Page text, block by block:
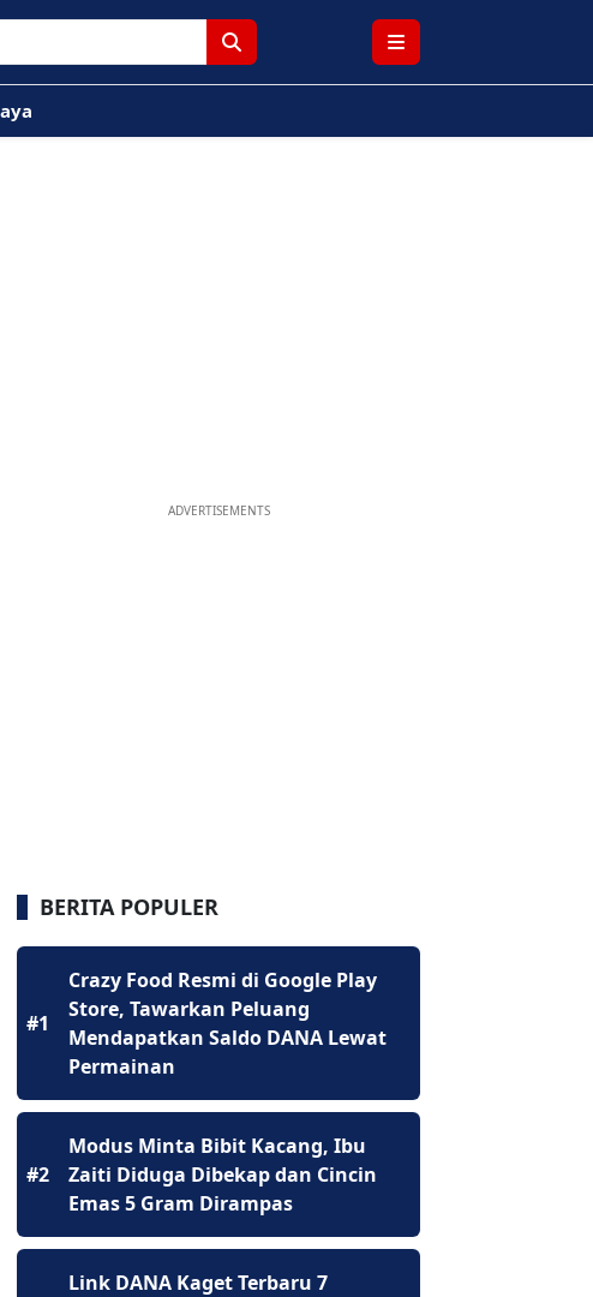
ADVERTISEMENTS
BERITA POPULER
#1
Crazy Food Resmi di Google Play
Store, Tawarkan Peluang
Mendapatkan Saldo DANA Lewat
Permainan
#2
Modus Minta Bibit Kacang, Ibu
Zaiti Diduga Dibekap dan Cincin
Emas 5 Gram Dirampas
Link DANA Kaget Terbaru 7